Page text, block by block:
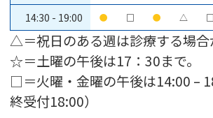
14:30 - 19:00 ● □ ● △ □
△＝祝日のある週は診療する場合
☆＝土曜の午後は17：30まで。
□＝火曜・金曜の午後は14:00 –
終受付18:00）